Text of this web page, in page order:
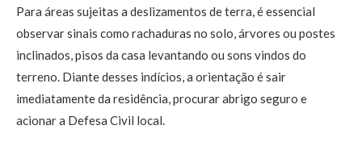
Para áreas sujeitas a deslizamentos de terra, é essencial
observar sinais como rachaduras no solo, árvores ou postes
inclinados, pisos da casa levantando ou sons vindos do
terreno. Diante desses indícios, a orientação é sair
imediatamente da residência, procurar abrigo seguro e
acionar a Defesa Civil local.